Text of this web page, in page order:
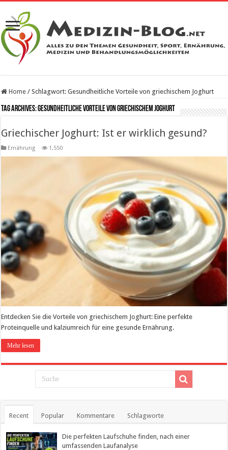
Home / Schlagwort:Gesundheitliche Vorteile von griechischem Joghurt
Tag Archives:Gesundheitliche Vorteile von griechischem Joghurt
Griechischer Joghurt: Ist er wirklich gesund?
Ernährung 1,550
Entdecken Sie die Vorteile von griechischem Joghurt: Eine perfekte
Proteinquelle und kalziumreich für eine gesunde Ernährung.
Mehr lesen
Recent Popular Kommentare Schlagworte
Die perfekten Laufschuhe finden, nach einer
umfassenden Laufanalyse